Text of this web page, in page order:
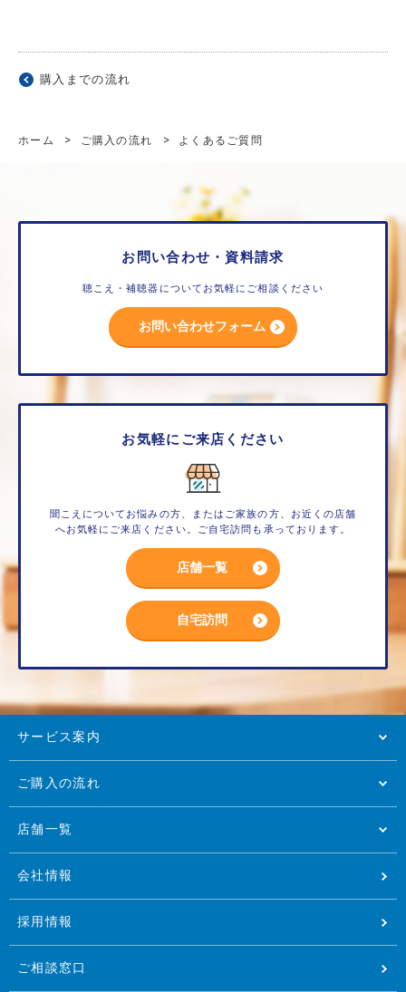
購入までの流れ
ホーム > ご購入の流れ > よくあるご質問
お問い合わせ・資料請求
聴こえ・補聴器についてお気軽にご相談ください
お問い合わせフォーム
お気軽にご来店ください
聞こえについてお悩みの方、またはご家族の方、お近くの店舗
へお気軽にご来店ください。ご自宅訪問も承っております。
店舗一覧
自宅訪問
サービス案内
ご購入の流れ
店舗一覧
会社情報
採用情報
ご相談窓口